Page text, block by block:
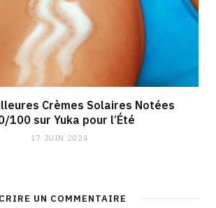
Crèmes Solaires Notées
100 sur Yuka pour l’Été
17 JUIN 2024
UN COMMENTAIRE